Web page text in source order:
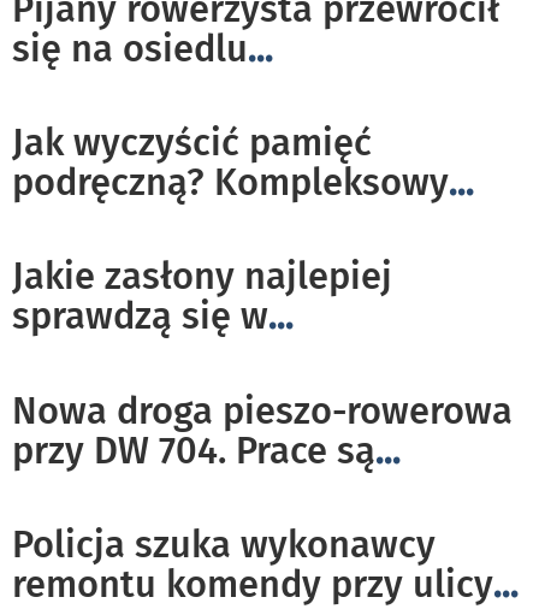
Pijany rowerzysta przewrócił
się na osiedlu...
Jak wyczyścić pamięć
podręczną? Kompleksowy...
Jakie zasłony najlepiej
sprawdzą się w...
Nowa droga pieszo-rowerowa
przy DW 704. Prace są...
Policja szuka wykonawcy
remontu komendy przy ulicy...